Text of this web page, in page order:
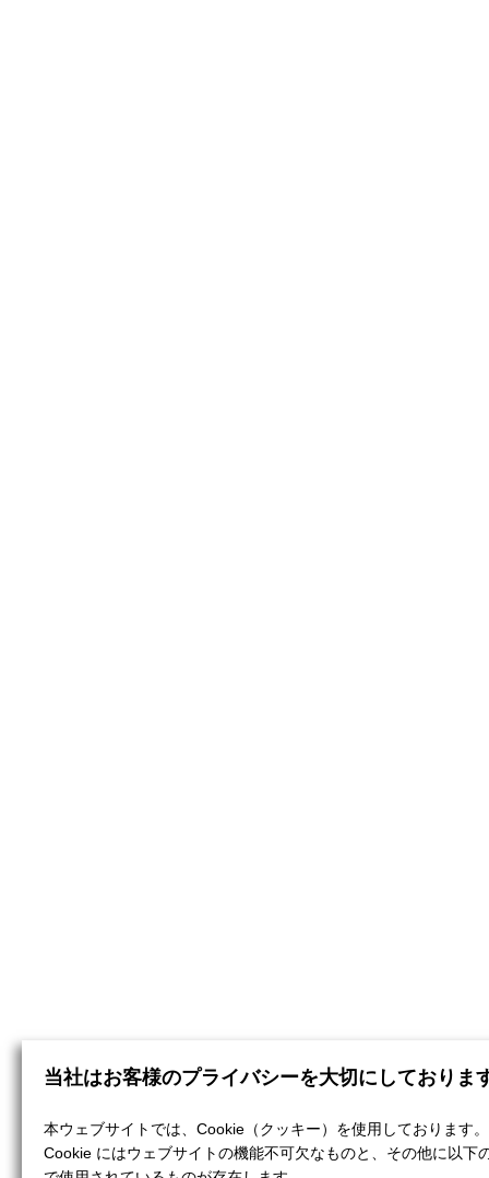
当社はお客様のプライバシーを大切にしておりま
本ウェブサイトでは、Cookie（クッキー）を使用しております。
Cookie にはウェブサイトの機能不可欠なものと、その他に以下